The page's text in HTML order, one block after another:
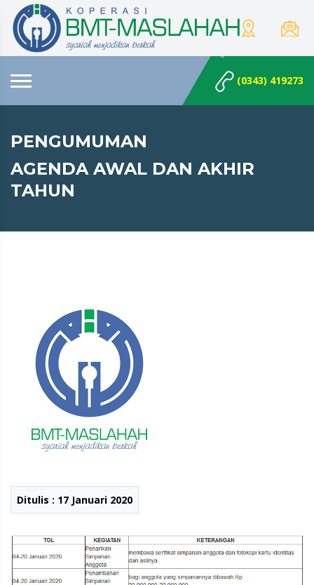
(0343) 419273
PENGUMUMAN
AGENDA AWAL DAN AKHIR
TAHUN
Ditulis : 17 Januari 2020